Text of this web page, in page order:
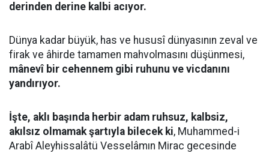
derinden derine kalbi acıyor.
Dünya kadar büyük, has ve hususî dünyasının zeval ve
firak ve âhirde tamamen mahvolmasını düşünmesi,
mânevî bir cehennem gibi ruhunu ve vicdanını
yandırıyor.
İşte, aklı başında herbir adam ruhsuz, kalbsiz,
akılsız olmamak şartıyla bilecek ki, Muhammed-i
Arabî Aleyhissalâtü Vesselâmın Mirac gecesinde